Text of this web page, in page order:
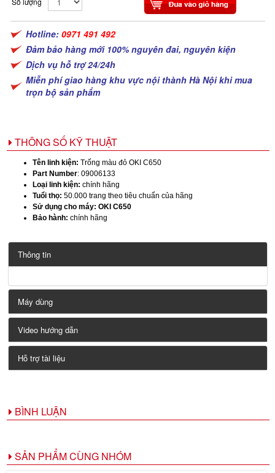
Hotline: 0971 491 492
Đảm bảo hàng mới 100% nguyên đai, nguyên kiện
Dịch vụ hỗ trợ 24/24h
Miễn phí giao hàng khu vực nội thành Hà Nội khi mua
trọn bộ sản phẩm
THÔNG SỐ KỸ THUẬT
Tên linh kiện: Trống màu đỏ OKI C650
Part Number: 09006133
Loại linh kiện: chính hãng
Tuổi thọ: 50.000 trang theo tiêu chuẩn của hãng
Sử dụng cho máy: OKI C650
Bảo hành: chính hãng
Thông tin
Máy dùng
Video hướng dẫn
Hỗ trợ tài liệu
BÌNH LUẬN
SẢN PHẨM CÙNG NHÓM